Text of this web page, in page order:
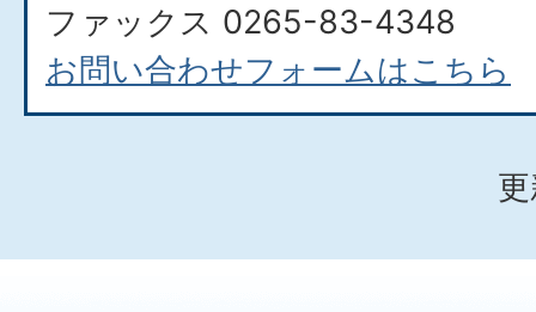
ファックス 0265-83-4348
お問い合わせフォームはこちら